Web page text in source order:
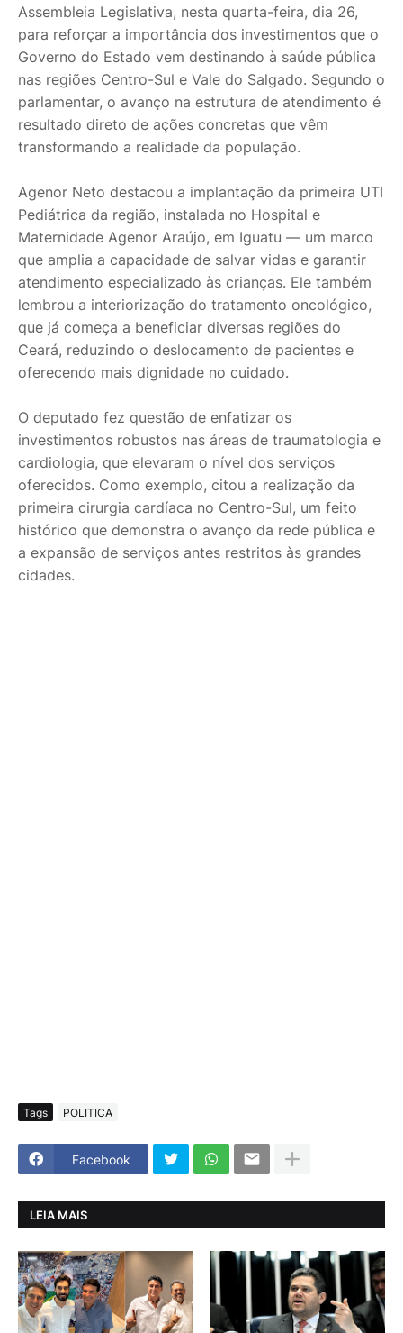
Assembleia Legislativa, nesta quarta-feira, dia 26,
para reforçar a importância dos investimentos que o
Governo do Estado vem destinando à saúde pública
nas regiões Centro-Sul e Vale do Salgado. Segundo o
parlamentar, o avanço na estrutura de atendimento é
resultado direto de ações concretas que vêm
transformando a realidade da população.
Agenor Neto destacou a implantação da primeira UTI
Pediátrica da região, instalada no Hospital e
Maternidade Agenor Araújo, em Iguatu — um marco
que amplia a capacidade de salvar vidas e garantir
atendimento especializado às crianças. Ele também
lembrou a interiorização do tratamento oncológico,
que já começa a beneficiar diversas regiões do
Ceará, reduzindo o deslocamento de pacientes e
oferecendo mais dignidade no cuidado.
O deputado fez questão de enfatizar os
investimentos robustos nas áreas de traumatologia e
cardiologia, que elevaram o nível dos serviços
oferecidos. Como exemplo, citou a realização da
primeira cirurgia cardíaca no Centro-Sul, um feito
histórico que demonstra o avanço da rede pública e
a expansão de serviços antes restritos às grandes
cidades.
Tags POLITICA
Facebook
LEIA MAIS